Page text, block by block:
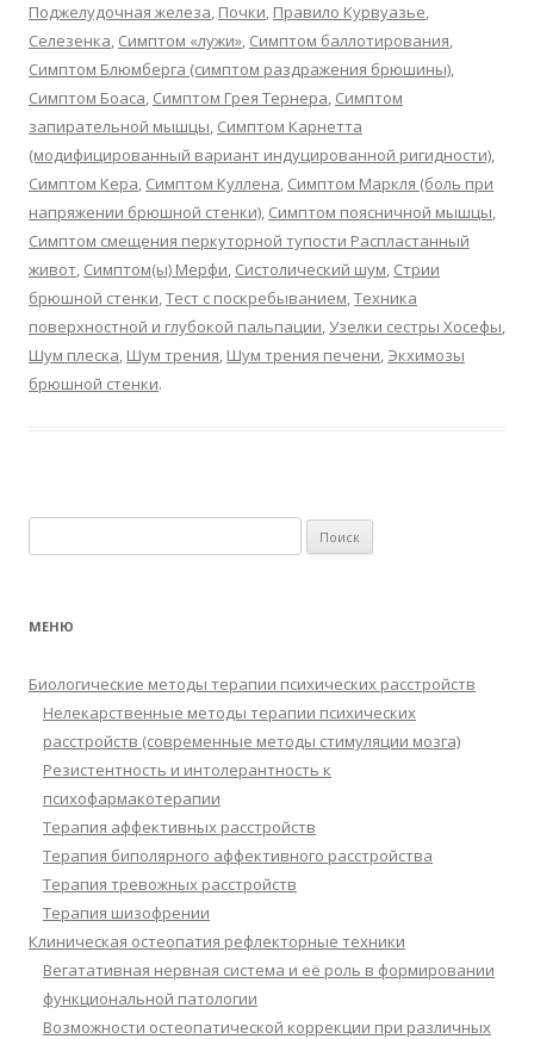
Поджелудочная железа, Почки, Правило Курвуазье,
Селезенка, Симптом «лужи», Симптом баллотирования,
Симптом Блюмберга (симптом раздражения брюшины),
Симптом Боаса, Симптом Грея Тернера, Симптом
запирательной мышцы, Симптом Карнетта
(модифицированный вариант индуцированной ригидности),
Симптом Кера, Симптом Куллена, Симптом Маркля (боль при
напряжении брюшной стенки), Симптом поясничной мышцы,
Симптом смещения перкуторной тупости Распластанный
живот, Симптом(ы) Мерфи, Систолический шум, Стрии
брюшной стенки,Тест с поскребыванием,Техника
поверхностной и глубокой пальпации,Узелки сестры Хосефы,
Шум плеска, Шум трения, Шум трения печени, Экхимозы
брюшной стенки.
МЕНЮ
Биологические методы терапии психических расстройств
Нелекарственные методы терапии психических
расстройств (современные методы стимуляции мозга)
Резистентность и интолерантность к
психофармакотерапии
Терапия аффективных расстройств
Терапия биполярного аффективного расстройства
Терапия тревожных расстройств
Терапия шизофрении
Клиническая остеопатия рефлекторные техники
Вегатативная нервная система и её роль в формировании
функциональной патологии
Возможности остеопатической коррекции при различных